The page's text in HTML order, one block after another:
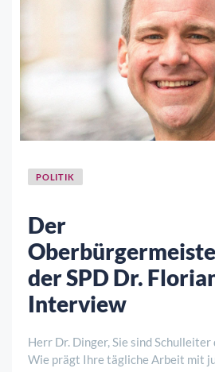
POLITIK
Der
der SPD Dr.
Interview
Herr Dr. Dinger, Sie sind Schulleiter
Wie prägt Ihre tägliche Arbeit mit